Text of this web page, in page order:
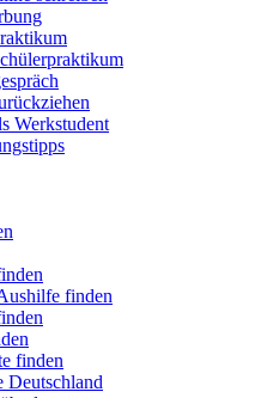
Werkstudent
finden
finden
Deutschland